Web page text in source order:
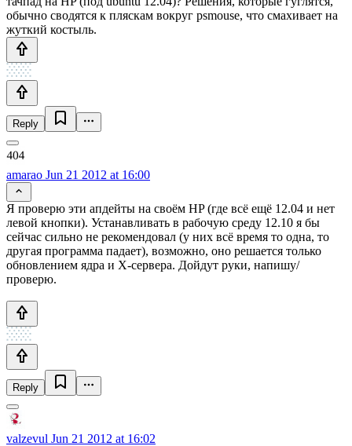
обычно сводятся к пляскам вокруг psmouse, что смахивает на
жуткий костыль.
Reply
amarao Jun 21 2012 at 16:00
Я проверю эти апдейты на своём HP (где всё ещё 12.04 и нет
левой кнопки). Устанавливать в рабочую среду 12.10 я бы
сейчас сильно не рекомендовал (у них всё время то одна, то
другая программа падает), возможно, оно решается только
обновлением ядра и X-сервера. Дойдут руки, напишу/
проверю.
Reply
valzevul Jun 21 2012 at 16:02